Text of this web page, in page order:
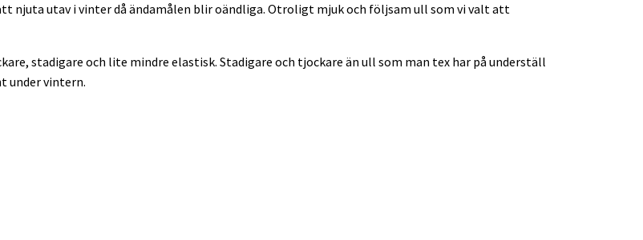
njuta utav i vinter då ändamålen blir oändliga. Otroligt mjuk och följsam ull som vi valt att
stadigare och lite mindre elastisk. Stadigare och tjockare än ull som man tex har på underställ
under vintern.